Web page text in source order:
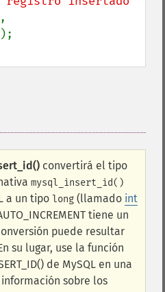
convertirá el tipo
mysql_insert_id()
a un tipo long (llamado int
tiene un
puede resultar
su lugar, use la función
de MySQL en una
sobre los